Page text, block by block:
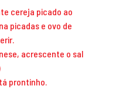
cereja picado ao
picadas e ovo de
acrescente o sal
prontinho.